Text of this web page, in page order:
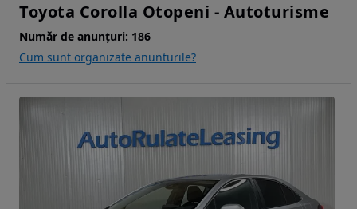
Toyota Corolla Otopeni - Autoturisme
Număr de anunțuri: 186
Cum sunt organizate anunturile?